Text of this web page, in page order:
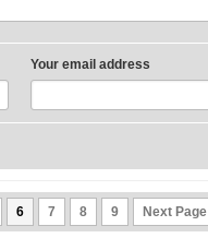
Your email address
6 7 8 9 Next Page